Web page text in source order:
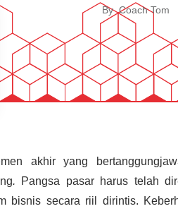
ByCoach Tom
akhir yang
. Pangsa pasar harus telah
bisnis secara riil dirintis.